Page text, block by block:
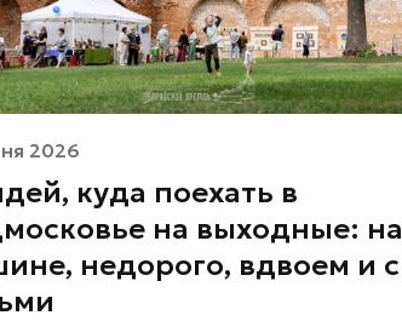
2026
куда поехать в
на выходные: на
недорого, вдвоем и с